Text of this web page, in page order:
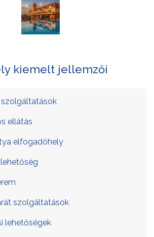
kiemelt jellemzői
ellátás
elfogadóhely
szolgáltatások
lehetőségek